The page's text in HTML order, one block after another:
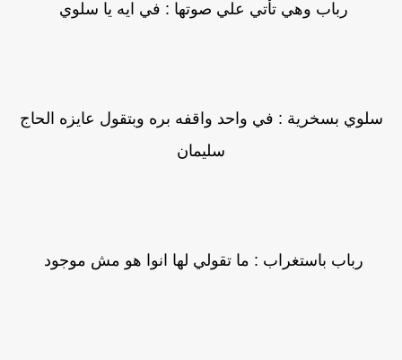
رباب وهي تأتي علي صوتها : في ايه يا سلوي
سلوي بسخرية : في واحد واقفه بره وبتقول عايزه الحاج
سليمان
رباب باستغراب : ما تقولي لها انوا هو مش موجود